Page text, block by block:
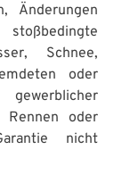
Änderungen
Schnee,
oder
Rennen oder
nicht